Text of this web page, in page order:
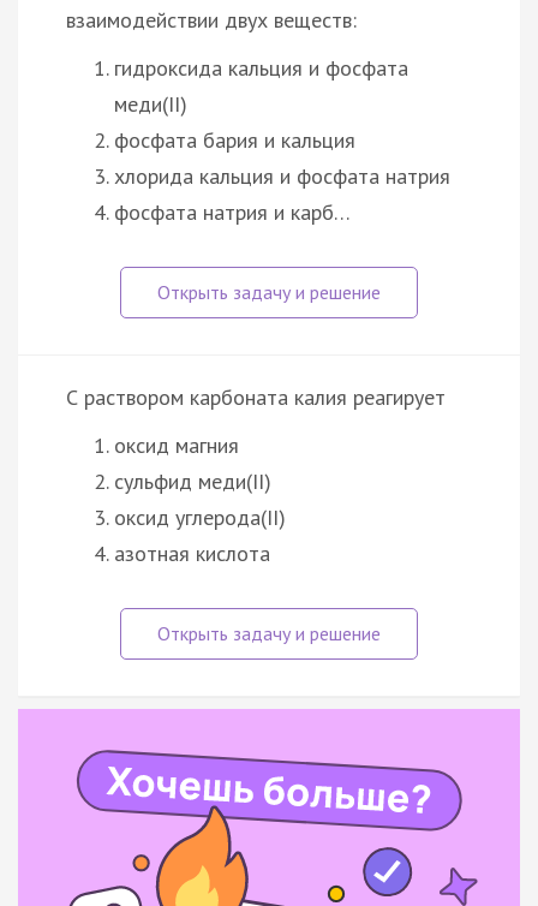
взаимодействии двух веществ:
гидроксида кальция и фосфата
меди(II)
фосфата бария и кальция
хлорида кальция и фосфата натрия
фосфата натрия и карб…
С раствором карбоната калия реагирует
оксид магния
сульфид меди(II)
оксид углерода(II)
азотная кислота